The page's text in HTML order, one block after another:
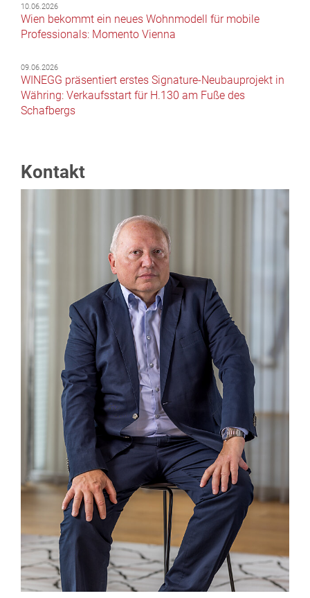
10.06.2026
Wien bekommt ein neues Wohnmodell für mobile
Professionals: Momento Vienna
09.06.2026
WINEGG präsentiert erstes Signature-Neubauprojekt in
Währing: Verkaufsstart für H.130 am Fuße des
Schafbergs
Kontakt